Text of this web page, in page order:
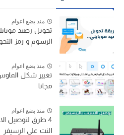
منذ بضع اعوام
تحويل رصيد
الرسوم و رمز
منذ بضع اعوام
تغيير شكل
مجانا
منذ بضع اعوام
4 طرق لتوصيل
النت على الرسيفر